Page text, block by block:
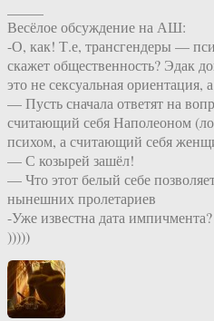
Весёлое обсуждение на АШ:
-О, как! Т.е, трансгендеры —
скажет общественность? Эдак
это не сексуальная ориентация,
— Пусть сначала ответят на
считающий себя Наполеоном
психом, а считающий себя
— С козырей зашёл!
— Что этот белый себе
нынешних пролетариев
-Уже известна дата импичмента?
)))))